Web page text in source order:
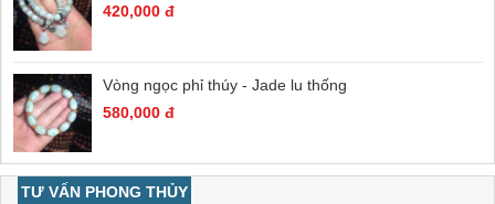
420,000 đ
Vòng ngọc phỉ thúy - Jade lu thống
580,000 đ
TƯ VẤN PHONG THỦY